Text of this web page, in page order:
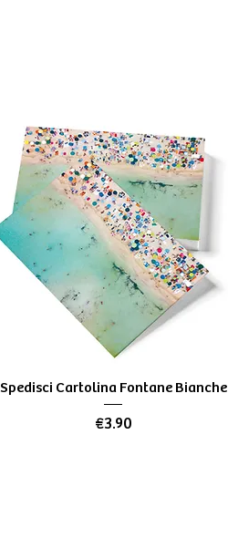
Quick View
Spedisci Cartolina Fontane Bianche
Price
€3.90